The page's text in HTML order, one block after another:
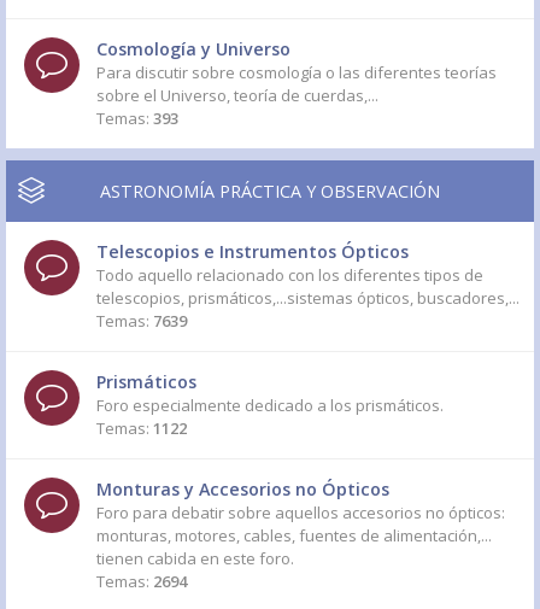
Cosmología y Universo
Para discutir sobre cosmología o las diferentes teorías
sobre el Universo, teoría de cuerdas,...
Temas: 393
ASTRONOMÍA PRÁCTICA Y OBSERVACIÓN
Telescopios e Instrumentos Ópticos
Todo aquello relacionado con los diferentes tipos de
telescopios, prismáticos,...sistemas ópticos, buscadores,...
Temas: 7639
Prismáticos
Foro especialmente dedicado a los prismáticos.
Temas: 1122
Monturas y Accesorios no Ópticos
Foro para debatir sobre aquellos accesorios no ópticos:
monturas, motores, cables, fuentes de alimentación,...
tienen cabida en este foro.
Temas: 2694